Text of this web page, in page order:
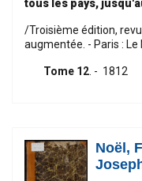
tous les pays,
/Troisième édition,
augmentée. - Paris : Le
Tome 12. - 1812
Noël,